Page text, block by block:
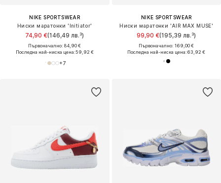
NIKE SPORTSWEAR
Ниски маратонки 'Initiator'
74,90 €(146,49 лв.³)
Първоначално: 84,90 €
Последна най-ниска цена:59,92 €
+7
NIKE SPORTSWEAR
Ниски маратонки 'AIR MAX MUSE'
99,90 €(195,39 лв.³)
Първоначално: 169,00 €
Последна най-ниска цена:63,92 €